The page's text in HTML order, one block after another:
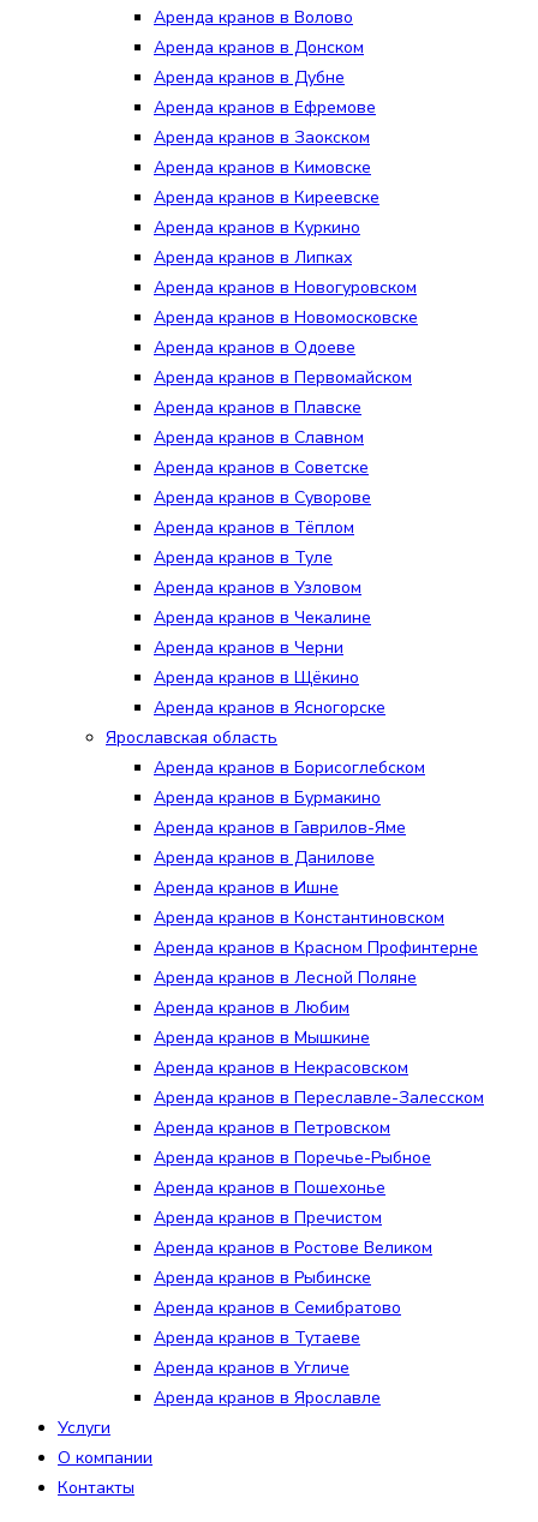
Аренда кранов в Волово
Аренда кранов в Донском
Аренда кранов в Дубне
Аренда кранов в Ефремове
Аренда кранов в Заокском
Аренда кранов в Кимовске
Аренда кранов в Киреевске
Аренда кранов в Куркино
Аренда кранов в Липках
Аренда кранов в Новогуровском
Аренда кранов в Новомосковске
Аренда кранов в Одоеве
Аренда кранов в Первомайском
Аренда кранов в Плавске
Аренда кранов в Славном
Аренда кранов в Советске
Аренда кранов в Суворове
Аренда кранов в Тёплом
Аренда кранов в Туле
Аренда кранов в Узловом
Аренда кранов в Чекалине
Аренда кранов в Черни
Аренда кранов в Щёкино
Аренда кранов в Ясногорске
Ярославская область
Аренда кранов в Борисоглебском
Аренда кранов в Бурмакино
Аренда кранов в Гаврилов-Яме
Аренда кранов в Данилове
Аренда кранов в Ишне
Аренда кранов в Константиновском
Аренда кранов в Красном Профинтерне
Аренда кранов в Лесной Поляне
Аренда кранов в Любим
Аренда кранов в Мышкине
Аренда кранов в Некрасовском
Аренда кранов в Переславле-Залесском
Аренда кранов в Петровском
Аренда кранов в Поречье-Рыбное
Аренда кранов в Пошехонье
Аренда кранов в Пречистом
Аренда кранов в Ростове Великом
Аренда кранов в Рыбинске
Аренда кранов в Семибратово
Аренда кранов в Тутаеве
Аренда кранов в Угличе
Аренда кранов в Ярославле
Услуги
О компании
Контакты